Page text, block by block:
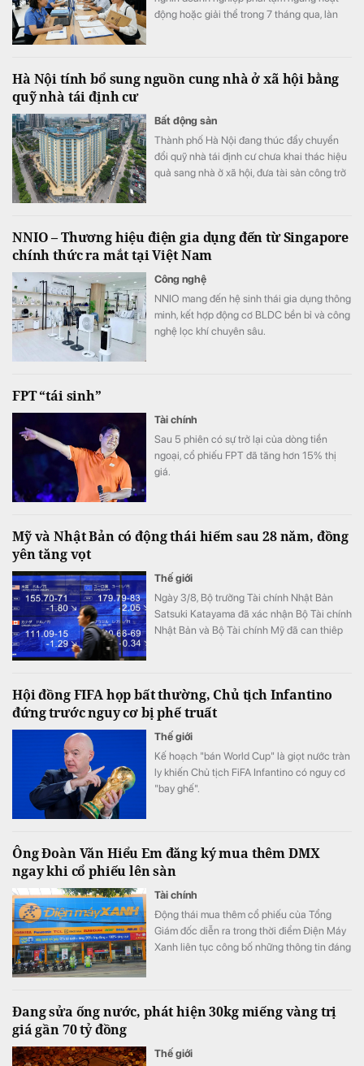
động hoặc giải thể trong 7 tháng qua, làn
với cùng kỳ năm trước.
Hà Nội tính bổ sung nguồn cung nhà ở xã hội bằng
quỹ nhà tái định cư
Bất động sản
Thành phố Hà Nội đang thúc đẩy chuyển
đổi quỹ nhà tái định cư chưa khai thác hiệu
quả sang nhà ở xã hội, đưa tài sản công trở
NNIO – Thương hiệu điện gia dụng đến từ Singapore
chính thức ra mắt tại Việt Nam
Công nghệ
NNIO mang đến hệ sinh thái gia dụng thông
minh, kết hợp động cơ BLDC bền bỉ và công
nghệ lọc khí chuyên sâu.
FPT “tái sinh”
Tài chính
Sau 5 phiên có sự trở lại của dòng tiền
ngoại, cổ phiếu FPT đã tăng hơn 15% thị
giá.
Mỹ và Nhật Bản có động thái hiếm sau 28 năm, đồng
yên tăng vọt
Thế giới
Ngày 3/8, Bộ trưởng Tài chính Nhật Bản
Satsuki Katayama đã xác nhận Bộ Tài chính
Nhật Bản và Bộ Tài chính Mỹ đã can thiêp
Hội đồng FIFA họp bất thường, Chủ tịch Infantino
đứng trước nguy cơ bị phế truất
Thế giới
Kế hoạch "bán World Cup" là giọt nước tràn
ly khiến Chủ tịch FiFA Infantino có nguy cơ
"bay ghế".
Ông Đoàn Văn Hiểu Em đăng ký mua thêm DMX
ngay khi cổ phiếu lên sàn
Tài chính
Động thái mua thêm cổ phiếu của Tổng
Giám đốc diễn ra trong thời điểm Điện Máy
Xanh liên tục công bố những thông tin đáng
Đang sửa ống nước, phát hiện 30kg miếng vàng trị
giá gần 70 tỷ đồng
Thế giới